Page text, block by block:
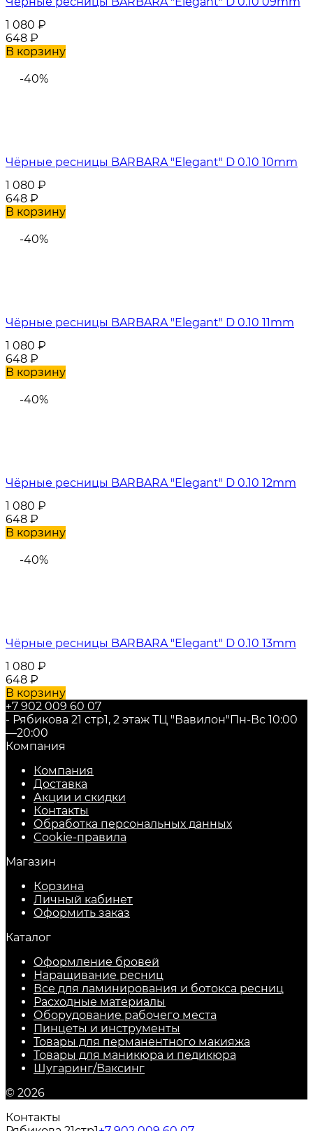
1 080 ₽
648 ₽
В корзину
-40%
Чёрные ресницы BARBARA "Elegant" D 0.10 10mm
1 080 ₽
648 ₽
В корзину
-40%
Чёрные ресницы BARBARA "Elegant" D 0.10 11mm
1 080 ₽
648 ₽
В корзину
-40%
Чёрные ресницы BARBARA "Elegant" D 0.10 12mm
1 080 ₽
648 ₽
В корзину
-40%
Чёрные ресницы BARBARA "Elegant" D 0.10 13mm
1 080 ₽
648 ₽
В корзину
+7 902 009 60 07
- Рябикова 21 стр1, 2 этаж ТЦ "Вавилон"Пн-Вс 10:00
—20:00
Компания
Компания
Доставка
Акции и скидки
Контакты
Обработка персональных данных
Cookie-правила
Магазин
Корзина
Личный кабинет
Оформить заказ
Каталог
Оформление бровей
Наращивание ресниц
Все для ламинирования и ботокса ресниц
Расходные материалы
Оборудование рабочего места
Пинцеты и инструменты
Товары для перманентного макияжа
Товары для маникюра и педикюра
Шугаринг/Ваксинг
© 2026
Контакты